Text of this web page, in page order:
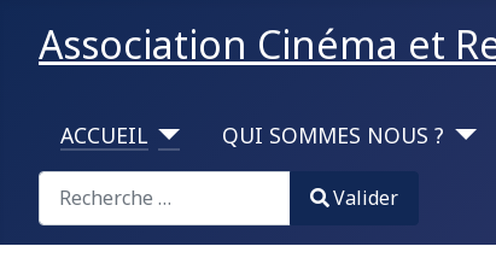
Association Cinéma et
ACCUEIL QUI SOMMES NOUS ?
Valider
Type 2 or more characters for results.
Valider